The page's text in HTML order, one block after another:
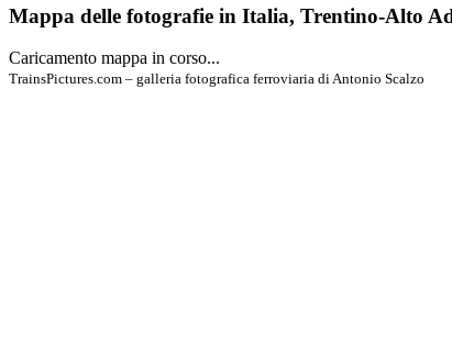
Mappa delle fotografie in Italia, Trentino-Alto
Caricamento mappa in corso...
TrainsPictures.com – galleria fotografica ferroviaria di Antonio Scalzo